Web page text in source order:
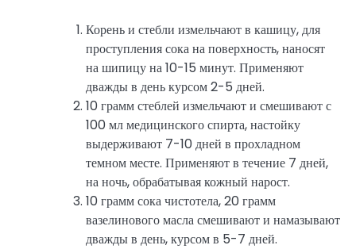
Корень и стебли измельчают в кашицу, для
проступления сока на поверхность, наносят
на шипицу на 10-15 минут. Применяют
дважды в день курсом 2-5 дней.
10 грамм стеблей измельчают и смешивают с
100 мл медицинского спирта, настойку
выдерживают 7-10 дней в прохладном
темном месте. Применяют в течение 7 дней,
на ночь, обрабатывая кожный нарост.
10 грамм сока чистотела, 20 грамм
вазелинового масла смешивают и намазывают
дважды в день, курсом в 5-7 дней.